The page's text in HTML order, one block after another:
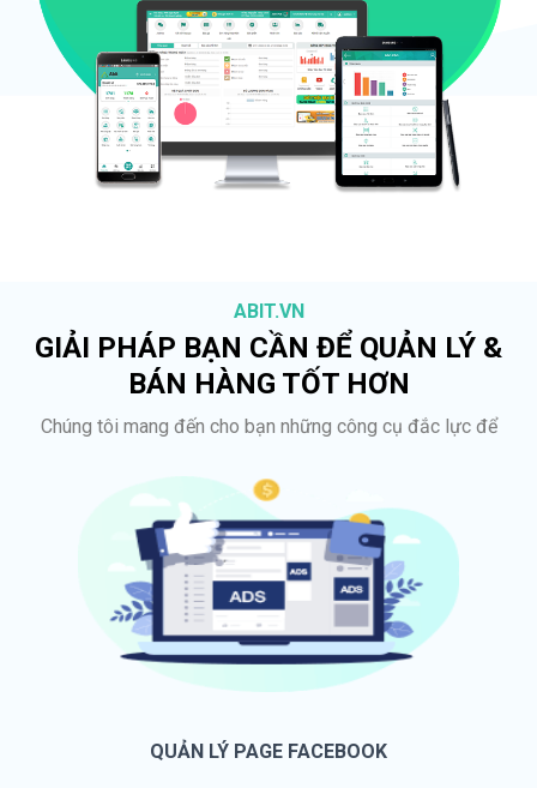
ABIT.VN
GIẢI PHÁP BẠN CẦN ĐỂ QUẢN LÝ &
BÁN HÀNG TỐT HƠN
Chúng tôi mang đến cho bạn những công cụ đắc lực để
QUẢN LÝ PAGE FACEBOOK